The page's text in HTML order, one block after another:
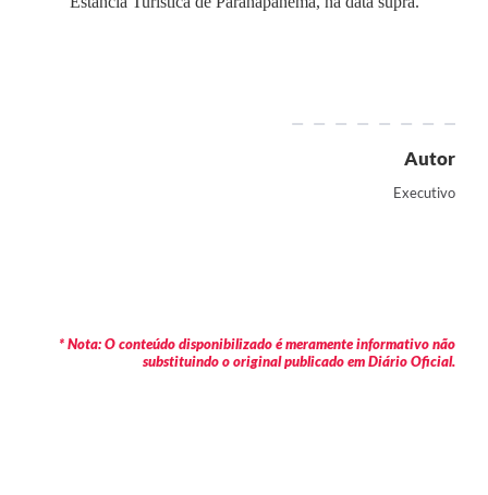
Autor
Executivo
* Nota: O conteúdo disponibilizado é meramente informativo não
substituindo o original publicado em Diário Oficial.